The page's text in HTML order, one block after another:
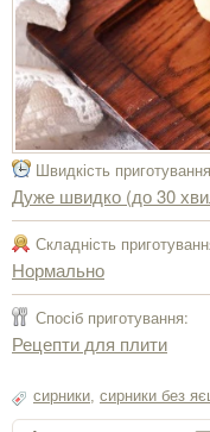
Швидкість
Дуже швидко (до 30
Складність
Нормально
Спосіб приготування:
Рецепти для плити
сирники, сирники без